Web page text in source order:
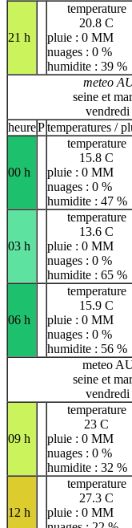
21 h
temperature
20.8 C
pluie : 0 MM
nuages : 0 %
humidite : 39 %
meteo
seine et
heurePtemperatures /
00 h
temperature
15.8 C
pluie : 0 MM
nuages : 0 %
humidite : 47 %
03 h
temperature
13.6 C
pluie : 0 MM
nuages : 0 %
humidite : 65 %
06 h
temperature
15.9 C
pluie : 0 MM
nuages : 0 %
humidite : 56 %
meteo
seine et
09 h
temperature
23 C
pluie : 0 MM
nuages : 0 %
humidite : 32 %
12 h
temperature
27.3 C
pluie : 0 MM